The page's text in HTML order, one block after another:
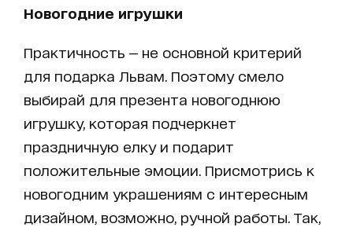
Новогодние игрушки
Практичность — не основной критерий
для подарка Львам. Поэтому смело
выбирай для презента новогоднюю
игрушку, которая подчеркнет
праздничную елку и подарит
положительные эмоции. Присмотрись к
новогодним украшениям с интересным
дизайном, возможно, ручной работы. Так,